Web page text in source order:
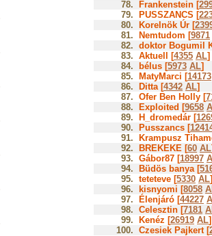
78.
Frankenstein [
79.
PUSSZANCS [
80.
Korelnök Úr [
81.
Nemtudom [9871
82. doktor Bogumil
83. Aktuell [4355 AL]
84.
bélus [5973 AL]
85.
MatyMarci [14173
86.
Ditta [4342 AL]
87. Ofer Ben Holly [
88.
Exploited [9658
89.
H_dromedár [
90.
Pusszancs [
91.
Krampusz
92.
BREKEKE [60 AL]
93. Gábor87 [18997
94.
Büdös banya [
95. teteteve [5330 AL]
96.
kisnyomi [8058
97.
Élenjáró [44227
98. Celesztin [7181
99.
Kenéz [26919 AL]
100. Czesiek Pajkert [